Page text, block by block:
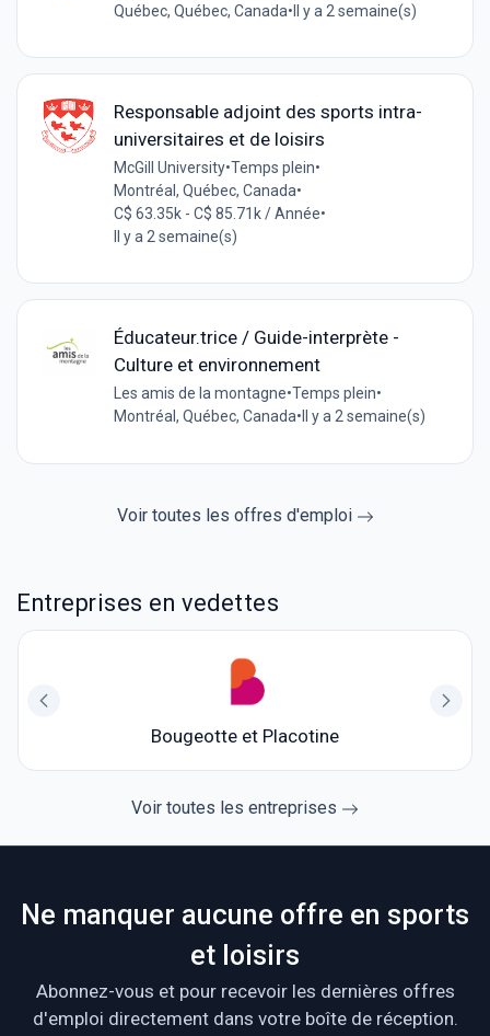
Québec, Québec, Canada•Il y a 2 semaine(s)
Responsable adjoint des sports intra-
universitaires et de loisirs
McGill University•Temps plein•
Montréal, Québec, Canada•
C$ 63.35k - C$ 85.71k / Année•
Il y a 2 semaine(s)
Éducateur.trice / Guide-interprète -
Culture et environnement
Les amis de la montagne•Temps plein•
Montréal, Québec, Canada• Il y a 2 semaine(s)
Voir toutes les offres d'emploi
Entreprises en vedettes
Bougeotte et Placotine
Voir toutes les entreprises
Ne manquer aucune offre en sports
et loisirs
Abonnez-vous et pour recevoir les dernières offres
d'emploi directement dans votre boîte de réception.